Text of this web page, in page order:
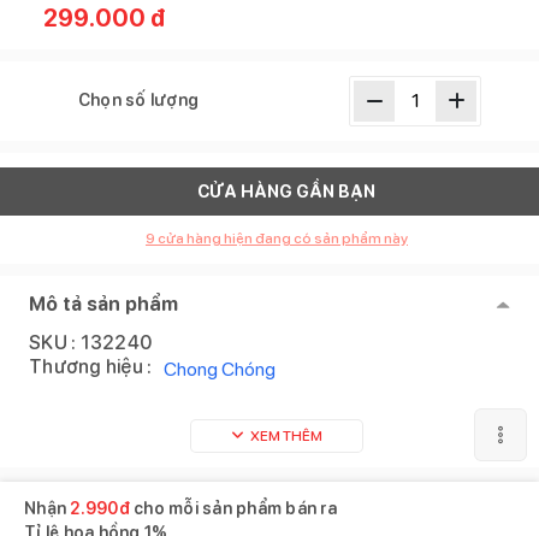
299.000 đ
Chọn số lượng
CỬA HÀNG GẦN BẠN
9 cửa hàng hiện đang có sản phẩm này
Mô tả sản phẩm
SKU : 132240
Thương hiệu : Chong Chóng
XEM THÊM
Nhận 2.990đcho mỗi sản phẩm bán ra